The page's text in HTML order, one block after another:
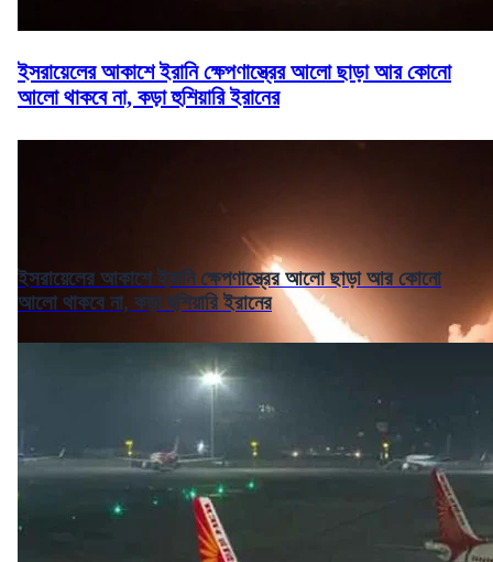
ইসরায়েলের আকাশে ইরানি ক্ষেপণাস্ত্রের আলো ছাড়া আর কোনো
আলো থাকবে না, কড়া হুশিয়ারি ইরানের
ইসরায়েলের আকাশে ইরানি ক্ষেপণাস্ত্রের আলো ছাড়া আর কোনো
আলো থাকবে না, কড়া হুশিয়ারি ইরানের